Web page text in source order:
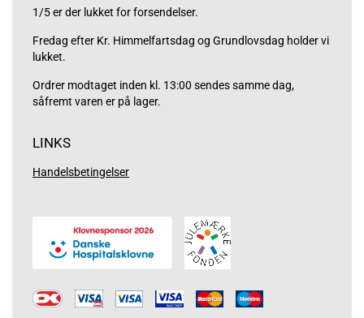
1/5 er der lukket for forsendelser.
Fredag efter Kr. Himmelfartsdag og Grundlovsdag holder vi
lukket.
Ordrer modtaget inden kl. 13:00 sendes samme dag,
såfremt varen er på lager.
LINKS
Handelsbetingelser